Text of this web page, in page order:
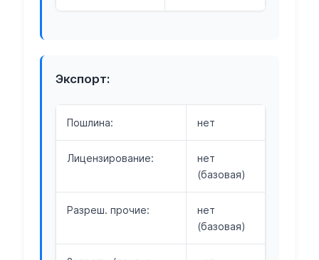
Экспорт:
Пошлина: нет
Лицензирование:
нет
(базовая)
Разреш. прочие:
нет
(базовая)